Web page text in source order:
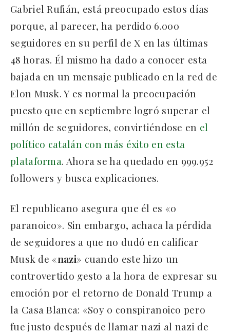
Gabriel Rufián, está preocupado estos días
porque, al parecer, ha perdido 6.000
seguidores en su perfil de X en las últimas
48 horas. Él mismo ha dado a conocer esta
bajada en un mensaje publicado en la red de
Elon Musk. Y es normal la preocupación
puesto que en septiembre logró superar el
millón de seguidores, convirtiéndose en el
político catalán con más éxito en esta
plataforma. Ahora se ha quedado en 999.952
followers y busca explicaciones.
El republicano asegura que él es «0
paranoico». Sin embargo, achaca la pérdida
de seguidores a que no dudó en calificar
Musk de «nazi» cuando este hizo un
controvertido gesto a la hora de expresar su
emoción por el retorno de Donald Trump a
la Casa Blanca: «Soy 0 conspiranoico pero
fue justo después de llamar nazi al nazi de